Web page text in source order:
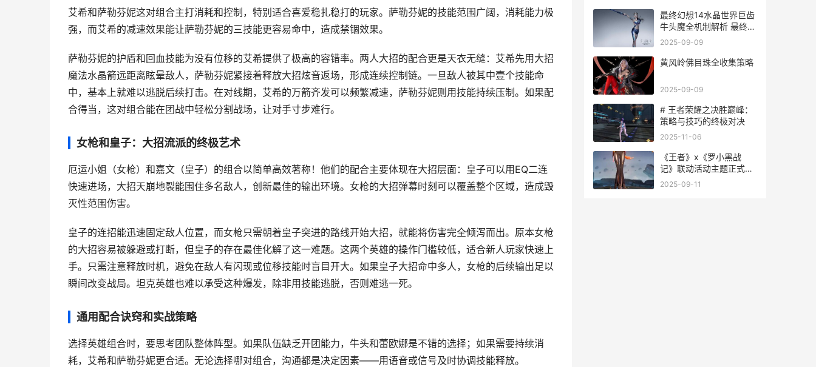
艾希和萨勒芬妮这对组合主打消耗和控制，特别适合喜爱稳扎稳打的玩家。萨勒芬妮的技能范围广阔，消耗能力极
强，而艾希的减速效果能让萨勒芬妮的三技能更容易命中，造成禁锢效果。
萨勒芬妮的护盾和回血技能为没有位移的艾希提供了极高的容错率。两人大招的配合更是天衣无缝：艾希先用大招
魔法水晶箭远距离眩晕敌人，萨勒芬妮紧接着释放大招炫音返场，形成连续控制链。一旦敌人被其中壹个技能命
中，基本上就难以逃脱后续打击。在对线期，艾希的万箭齐发可以频繁减速，萨勒芬妮则用技能持续压制。如果配
合得当，这对组合能在团战中轻松分割战场，让对手寸步难行。
女枪和皇子：大招流派的终极艺术
厄运小姐（女枪）和嘉文（皇子）的组合以简单高效著称！他们的配合主要体现在大招层面：皇子可以用EQ二连
快速进场，大招天崩地裂能围住多名敌人，创新最佳的输出环境。女枪的大招弹幕时刻可以覆盖整个区域，造成毁
灭性范围伤害。
皇子的连招能迅速固定敌人位置，而女枪只需朝着皇子突进的路线开始大招，就能将伤害完全倾泻而出。原本女枪
的大招容易被躲避或打断，但皇子的存在最佳化解了这一难题。这两个英雄的操作门槛较低，适合新人玩家快速上
手。只需注意释放时机，避免在敌人有闪现或位移技能时盲目开大。如果皇子大招命中多人，女枪的后续输出足以
瞬间改变战局。坦克英雄也难以承受这种爆发，除非用技能逃脱，否则难逃一死。
通用配合诀窍和实战策略
选择英雄组合时，要思考团队整体阵型。如果队伍缺乏开团能力，牛头和蕾欧娜是不错的选择；如果需要持续消
耗，艾希和萨勒芬妮更合适。无论选择哪对组合，沟通都是决定因素——用语音或信号及时协调技能释放。
最终幻想14水晶世界巨齿
牛头魔全机制解析 最终幻
想14水晶世界金币交易
2025-09-09
黄风岭佛目珠全收集策略
2025-09-09
# 王者荣耀之决胜巅峰：
策略与技巧的终极对决
2025-11-06
《王者》x《罗小黑战
记》联动活动主题正式开
始 王者小罗
2025-09-11